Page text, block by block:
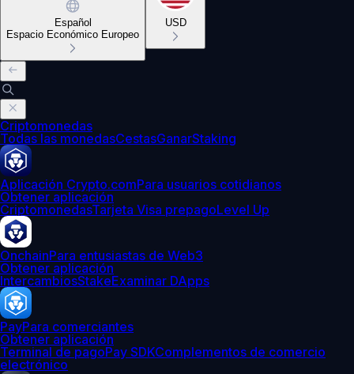
Español
Espacio Económico Europeo
USD
Criptomonedas
Todas las monedasCestasGanarStaking
Aplicación Crypto.comPara usuarios cotidianos
Obtener aplicación
CriptomonedasTarjeta Visa prepagoLevel Up
OnchainPara entusiastas de Web3
Obtener aplicación
IntercambiosStakeExaminar DApps
PayPara comerciantes
Obtener aplicación
Terminal de pagoPay SDKComplementos de comercio
electrónico